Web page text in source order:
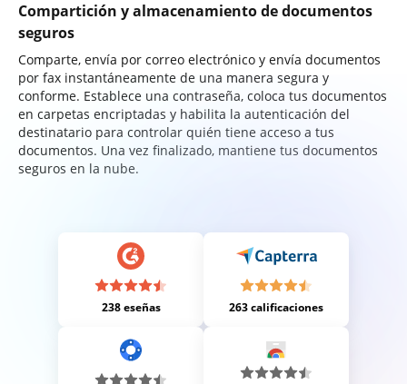
Compartición y almacenamiento de documentos
seguros
Comparte, envía por correo electrónico y envía documentos
por fax instantáneamente de una manera segura y
conforme. Establece una contraseña, coloca tus documentos
en carpetas encriptadas y habilita la autenticación del
destinatario para controlar quién tiene acceso a tus
documentos. Una vez finalizado, mantiene tus documentos
seguros en la nube.
238 eseñas 263 calificaciones